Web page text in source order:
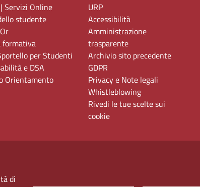
di
Servizi Online
studente
formativa
per Studenti
e DSA
Orientamento
URP
Accessibilità
Amministrazione
trasparente
Archivio sito precedente
GDPR
Privacy e Note legali
Whistleblowing
Rivedi le tue scelte sui
cookie